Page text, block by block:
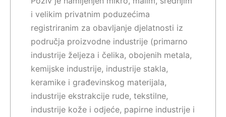
i velikim privatnim poduzećima
registriranim za obavljanje djelatnosti iz
područja proizvodne industrije (primarno
industrije željeza i čelika, obojenih metala,
kemijske industrije, industrije stakla,
keramike i građevinskog materijala,
industrije ekstrakcije rude, tekstilne,
industrije kože i odjeće, papirne industrije i